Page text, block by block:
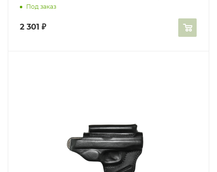
Под заказ
2 301 ₽